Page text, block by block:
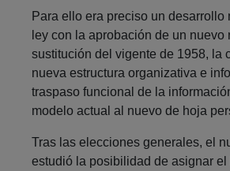
Para ello era preciso un desarrollo
ley con la aprobación de un nuevo
sustitución del vigente de 1958, la
nueva estructura organizativa e
traspaso funcional de la
modelo actual al nuevo de hoja
Tras las elecciones generales, el
estudió la posibilidad de asignar